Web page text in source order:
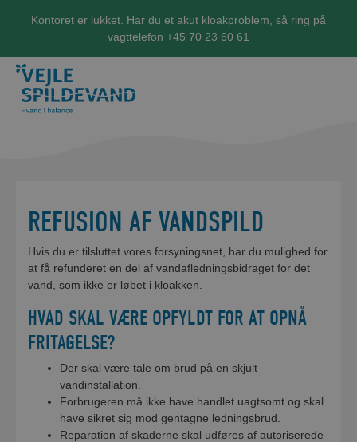
Kontoret er lukket. Har du et akut kloakproblem, så ring på
vagttelefon +45 70 23 60 61
REFUSION AF VANDSPILD
Hvis du er tilsluttet vores forsyningsnet, har du mulighed for
at få refunderet en del af vandafledningsbidraget for det
vand, som ikke er løbet i kloakken.
HVAD SKAL VÆRE OPFYLDT FOR AT OPNÅ
FRITAGELSE?
Der skal være tale om brud på en skjult
vandinstallation.
Forbrugeren må ikke have handlet uagtsomt og skal
have sikret sig mod gentagne ledningsbrud.
Reparation af skaderne skal udføres af autoriserede